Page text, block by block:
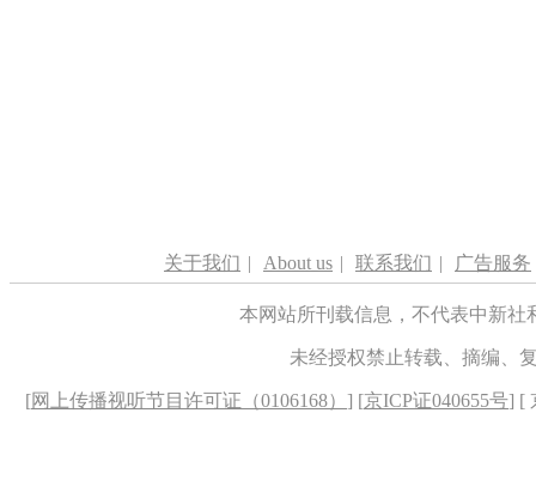
关于我们 | About us | 联系我们 | 广告服务
本网站所刊载信息，不代表中新
未经授权禁止转载、摘编、
[网上传播视听节目许可证（0106168） ] [京ICP证040655号] [